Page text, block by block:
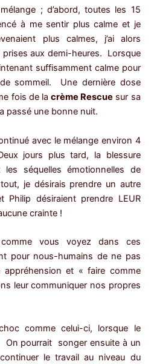
; d’abord, toutes les 15
à me sentir plus calme et je
plus calmes, j’ai alors
aux demi-heures. Lorsque
suffisamment calme pour
sommeil. Une dernière dose
fois de lacrème Rescue sur sa
passé une bonne nuit.
avec le mélange environ 4
jours plus tard, la blessure
les séquelles émotionnelles de
je désirais prendre un autre
Philip désiraient prendre LEUR
crainte !
vous voyez dans ces
pour nous-humains de ne pas
appréhension et « faire comme
leur communiquer nos propres
comme celui-ci, lorsque le
On pourrait songer ensuite à un
le travail au niveau du